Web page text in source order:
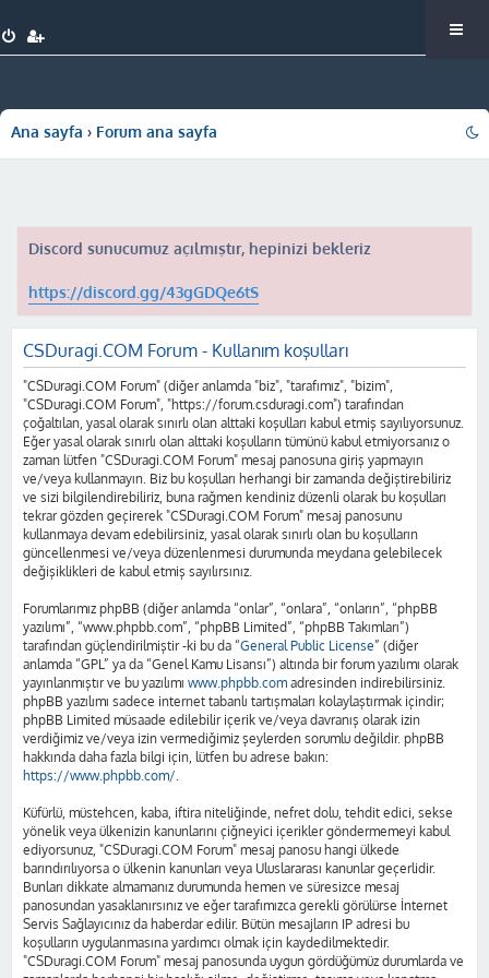
Ana sayfa Forum ana sayfa
Discord sunucumuz açılmıştır, hepinizi bekleriz
https://discord.gg/43gGDQe6tS
CSDuragi.COM Forum - Kullanım koşulları
"CSDuragi.COM Forum" (diğer anlamda "biz", "tarafımız", "bizim",
"CSDuragi.COM Forum", "https://forum.csduragi.com") tarafından
çoğaltılan, yasal olarak sınırlı olan alttaki koşulları kabul etmiş sayılıyorsunuz.
Eğer yasal olarak sınırlı olan alttaki koşulların tümünü kabul etmiyorsanız o
zaman lütfen "CSDuragi.COM Forum" mesaj panosuna giriş yapmayın
ve/veya kullanmayın. Biz bu koşulları herhangi bir zamanda değiştirebiliriz
ve sizi bilgilendirebiliriz, buna rağmen kendiniz düzenli olarak bu koşulları
tekrar gözden geçirerek "CSDuragi.COM Forum" mesaj panosunu
kullanmaya devam edebilirsiniz, yasal olarak sınırlı olan bu koşulların
güncellenmesi ve/veya düzenlenmesi durumunda meydana gelebilecek
değişiklikleri de kabul etmiş sayılırsınız.
Forumlarımız phpBB (diğer anlamda “onlar”, “onlara”, “onların”, “phpBB
yazılımı”, “www.phpbb.com”, “phpBB Limited”, “phpBB Takımları”)
tarafından güçlendirilmiştir -ki bu da “General Public License” (diğer
anlamda “GPL” ya da “Genel Kamu Lisansı”) altında bir forum yazılımı olarak
yayınlanmıştır ve bu yazılımı www.phpbb.com adresinden indirebilirsiniz.
phpBB yazılımı sadece internet tabanlı tartışmaları kolaylaştırmak içindir;
phpBB Limited müsaade edilebilir içerik ve/veya davranış olarak izin
verdiğimiz ve/veya izin vermediğimiz şeylerden sorumlu değildir. phpBB
hakkında daha fazla bilgi için, lütfen bu adrese bakın:
https://www.phpbb.com/.
Küfürlü, müstehcen, kaba, iftira niteliğinde, nefret dolu, tehdit edici, sekse
yönelik veya ülkenizin kanunlarını çiğneyici içerikler göndermemeyi kabul
ediyorsunuz, "CSDuragi.COM Forum" mesaj panosu hangi ülkede
barındırılıyorsa o ülkenin kanunları veya Uluslararası kanunlar geçerlidir.
Bunları dikkate almamanız durumunda hemen ve süresizce mesaj
panosundan yasaklanırsınız ve eğer tarafımızca gerekli görülürse İnternet
Servis Sağlayıcınız da haberdar edilir. Bütün mesajların IP adresi bu
koşulların uygulanmasına yardımcı olmak için kaydedilmektedir.
"CSDuragi.COM Forum" mesaj panosunda uygun gördüğümüz durumlarda ve